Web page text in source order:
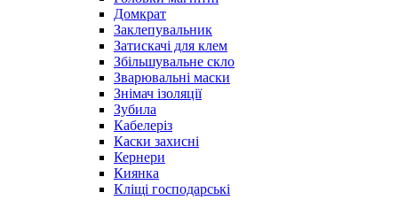
Домкрат
Заклепувальник
Затискачі для клем
Збільшувальне скло
Зварювальні маски
Знімач ізоляції
Зубила
Кабелеріз
Каски захисні
Кернери
Киянка
Кліщі господарські